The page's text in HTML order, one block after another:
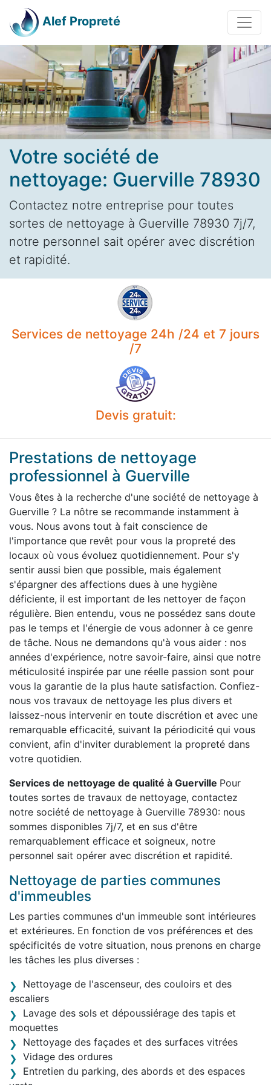
Alef Propreté
Votre société de
nettoyage: Guerville 78930
Contactez notre entreprise pour toutes
sortes de nettoyage à Guerville 78930 7j/7,
notre personnel sait opérer avec discrétion
et rapidité.
Services de nettoyage 24h /24 et 7 jours
/7
Devis gratuit:
Prestations de nettoyage
professionnel à Guerville
Vous êtes à la recherche d'une société de nettoyage à
Guerville ? La nôtre se recommande instamment à
vous. Nous avons tout à fait conscience de
l'importance que revêt pour vous la propreté des
locaux où vous évoluez quotidiennement. Pour s'y
sentir aussi bien que possible, mais également
s'épargner des affections dues à une hygiène
déficiente, il est important de les nettoyer de façon
régulière. Bien entendu, vous ne possédez sans doute
pas le temps et l'énergie de vous adonner à ce genre
de tâche. Nous ne demandons qu'à vous aider : nos
années d'expérience, notre savoir-faire, ainsi que notre
méticulosité inspirée par une réelle passion sont pour
vous la garantie de la plus haute satisfaction. Confiez-
nous vos travaux de nettoyage les plus divers et
laissez-nous intervenir en toute discrétion et avec une
remarquable efficacité, suivant la périodicité qui vous
convient, afin d'inviter durablement la propreté dans
votre quotidien.
Services de nettoyage de qualité à Guerville Pour
toutes sortes de travaux de nettoyage, contactez
notre société de nettoyage à Guerville 78930: nous
sommes disponibles 7j/7, et en sus d'être
remarquablement efficace et soigneux, notre
personnel sait opérer avec discrétion et rapidité.
Nettoyage de parties communes
d'immeubles
Les parties communes d'un immeuble sont intérieures
et extérieures. En fonction de vos préférences et des
spécificités de votre situation, nous prenons en charge
les tâches les plus diverses :
Nettoyage de l'ascenseur, des couloirs et des
escaliers
Lavage des sols et dépoussiérage des tapis et
moquettes
Nettoyage des façades et des surfaces vitrées
Vidage des ordures
Entretien du parking, des abords et des espaces